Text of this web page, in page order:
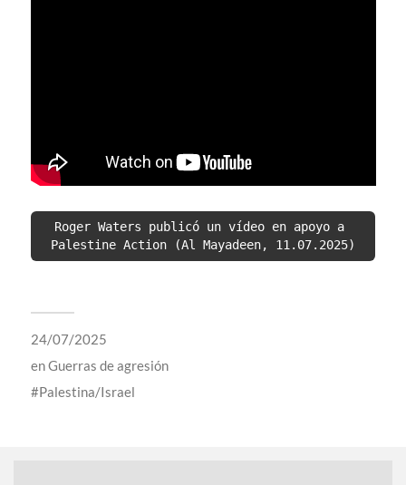
Roger Waters publicó un vídeo en apoyo a
Palestine Action (Al Mayadeen, 11.07.2025)
24/07/2025
enGuerras de agresión
Palestina/Israel